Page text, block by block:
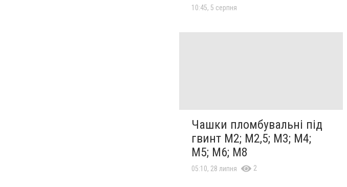
10:45, 5 серпня
Чашки пломбувальні під
гвинт М2; М2,5; М3; М4;
М5; М6; М8
05:10, 28 липня 2